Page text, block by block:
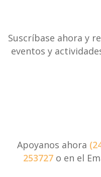
Suscríbase ahora y
eventos y
Apoyanos ahora
253727o en el